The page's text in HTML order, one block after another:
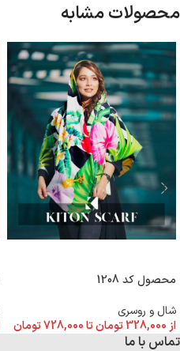
محصولات مشابه
محصول کد 1208
شال و روسری
از 328,000تومانتا728,000تومان
تماس با ما